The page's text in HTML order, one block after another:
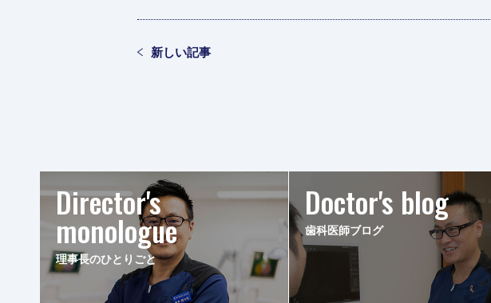
新しい記事
Director's
monologue
理事長のひとりごと
Doctor's blog
歯科医師ブログ